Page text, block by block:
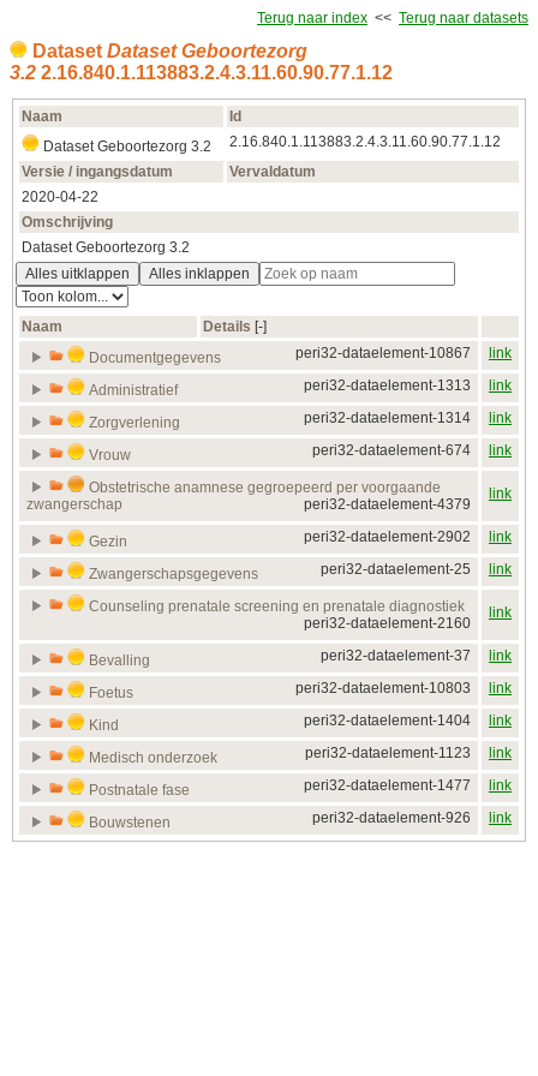
Terug naar index << Terug naar datasets
Dataset Dataset Geboortezorg
3.2 2.16.840.1.113883.2.4.3.11.60.90.77.1.12
Naam
Id
Dataset Geboortezorg 3.2
2.16.840.1.113883.2.4.3.11.60.90.77.1.12
Versie / ingangsdatum
Vervaldatum
2020‑04‑22
Omschrijving
Dataset Geboortezorg 3.2
Alles uitklappen
Alles inklappen
Naam Details [‑]
Documentgegevens
peri32-dataelement-10867 link
Administratief peri32-dataelement-1313 link
Zorgverlening peri32-dataelement-1314 link
Vrouw peri32-dataelement-674 link
Obstetrische anamnese gegroepeerd per voorgaande
zwangerschap
peri32-dataelement-4379
link
Gezin peri32-dataelement-2902 link
Zwangerschapsgegevens peri32-dataelement-25 link
Counseling prenatale screening en prenatale diagnostiek
peri32-dataelement-2160
link
Bevalling peri32-dataelement-37 link
Foetus peri32-dataelement-10803 link
Kind peri32-dataelement-1404 link
Medisch onderzoek peri32-dataelement-1123 link
Postnatale fase peri32-dataelement-1477 link
Bouwstenen peri32-dataelement-926 link